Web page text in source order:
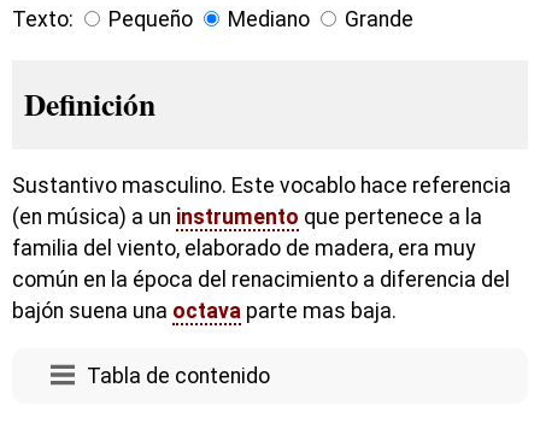
Texto: Pequeño Mediano Grande
Definición
Sustantivo masculino. Este vocablo hace referencia
(en música) a un instrumento que pertenece a la
familia del viento, elaborado de madera, era muy
común en la época del renacimiento a diferencia del
bajón suena una octava parte mas baja.
Tabla de contenido